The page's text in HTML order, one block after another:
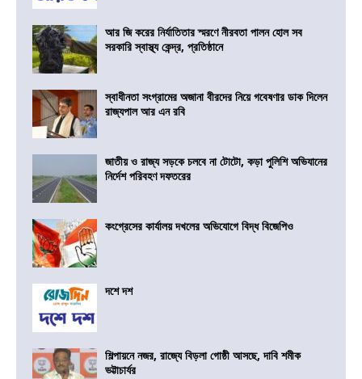
আর জি করের নির্যাতিতার স্মরণে নীরবতা পালন হোল সব
সরকারি স্বাস্থ্য কেন্দ্র, প্রতিষ্ঠানে
স্বাধীনতা সংগ্রামের অজানা বীরদের নিয়ে গবেষণার ডাক দিলেন
রাজ্যপাল আর এন রবি
জাতীয় ও রাজ্য সড়কে চলবে না টোটো, কড়া পুলিশি অভিযানের
নির্দেশ পরিবহণ দফতরের
কংগ্রেসের কার্যালয় দখলের অভিযোগে বিদ্ধ বিজেপিও
দশে দশ
শিল্পায়নে নজর, রাজ্যে বিড়লা গোষ্ঠী আসছে, দাবি শমীক
ভট্টাচার্যর